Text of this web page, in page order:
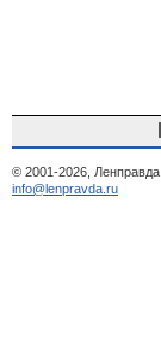
© 2001-2026, Ленправда
info@lenpravda.ru